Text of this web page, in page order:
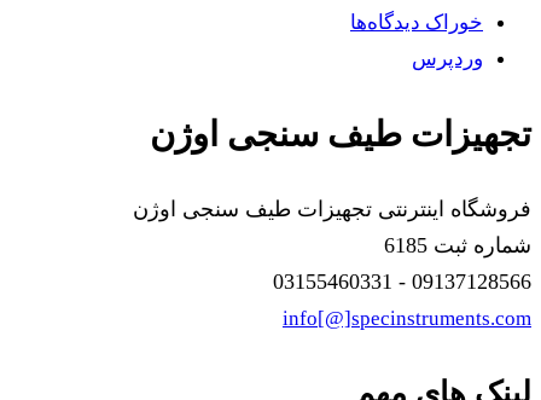
خوراک دیدگاه‌ها
وردپرس
تجهیزات طیف سنجی اوژن
فروشگاه اینترنتی تجهیزات طیف سنجی اوژن
شماره ثبت 6185
09137128566 - 03155460331
info[@]specinstruments.com